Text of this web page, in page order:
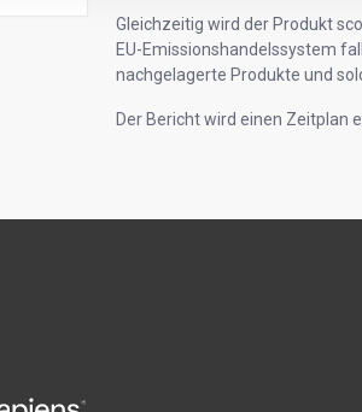
Gleichzeitig wird der Produkt
EU-Emissionshandelssystem
nachgelagerte Produkte und
Der Bericht wird einen Zeitplan